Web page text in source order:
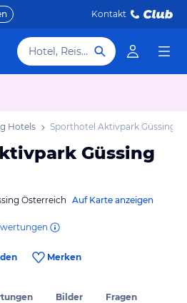
Kontakt
Hotel, Reiseziel
Hotels Sporthotel Aktivpark Güssing
Güssing
Österreich Auf Karte anzeigen
Merken
Bilder Fragen